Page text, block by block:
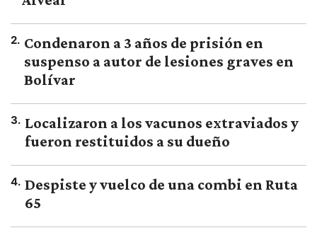
2. Condenaron a 3 años de prisión en
suspenso a autor de lesiones graves en
Bolívar
3. Localizaron a los vacunos extraviados y
fueron restituidos a su dueño
4. Despiste y vuelco de una combi en Ruta
65